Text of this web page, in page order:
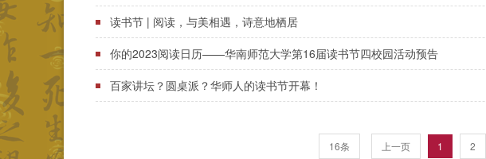
读书节 | 阅读，与美相遇，诗意地栖居
你的2023阅读日历——华南师范大学第16届读书节四校园活动预告
百家讲坛？圆桌派？华师人的读书节开幕！
16条 上一页 1 2